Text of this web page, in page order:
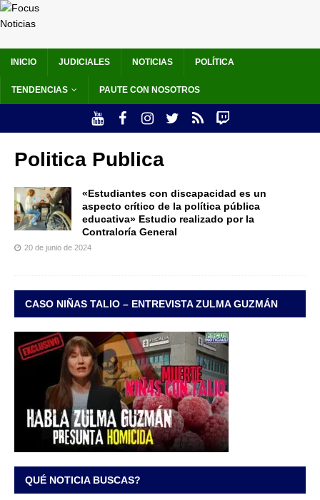
INICIO JUDICIALES NOTICIAS POLÍTICA
TENDENCIAS PAUTE CON NOSOTROS
Politica Publica
«Estudiantes con discapacidad es un
aspecto crítico de la política pública
educativa» Estudio realizado por la
Contraloría General
20 de junio de 2024
CASO NIÑAS TALIO – ENTREVISTA ZULMA GUZMÁN
QUÉ NOTICIA BUSCAS?